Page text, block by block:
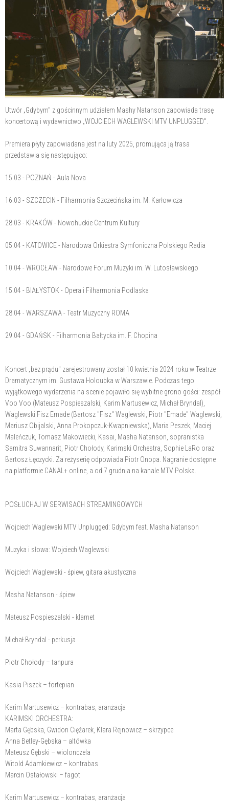
Utwór „Gdybym" z gościnnym udziałem Mashy Natanson zapowiada trasę
koncertową i wydawnictwo „WOJCIECH WAGLEWSKI MTV UNPLUGGED".
Premiera płyty zapowiadana jest na luty 2025, promująca ją trasa
przedstawia się następująco:
15.03 - POZNAŃ - Aula Nova
16.03 - SZCZECIN - Filharmonia Szczecińska im. M. Karłowicza
28.03 - KRAKÓW - Nowohuckie Centrum Kultury
05.04 - KATOWICE - Narodowa Orkiestra Symfoniczna Polskiego Radia
10.04 - WROCŁAW - Narodowe Forum Muzyki im. W. Lutosławskiego
15.04 - BIAŁYSTOK - Opera i Filharmonia Podlaska
28.04 - WARSZAWA - Teatr Muzyczny ROMA
29.04 - GDAŃSK - Filharmonia Bałtycka im. F. Chopina
Koncert „bez prądu" zarejestrowany został 10 kwietnia 2024 roku w Teatrze
Dramatycznym im. Gustawa Holoubka w Warszawie. Podczas tego
wyjątkowego wydarzenia na scenie pojawiło się wybitne grono gości: zespół
Voo Voo (Mateusz Pospieszalski, Karim Martusewicz, Michał Bryndal),
Waglewski Fisz Emade (Bartosz "Fisz" Waglewski, Piotr "Emade" Waglewski,
Mariusz Obijalski, Anna Prokopczuk-Kwapniewska), Maria Peszek, Maciej
Maleńczuk, Tomasz Makowiecki, Kasai, Masha Natanson, sopranistka
Samitra Suwannarit, Piotr Chołody, Karimski Orchestra, Sophie LaRo oraz
Bartosz Łęczycki. Za reżyserię odpowiada Piotr Onopa. Nagranie dostępne
na platformie CANAL+ online, a od 7 grudnia na kanale MTV Polska.
POSŁUCHAJ W SERWISACH STREAMINGOWYCH
Wojciech Waglewski MTV Unplugged: Gdybym feat. Masha Natanson
Muzyka i słowa: Wojciech Waglewski
Wojciech Waglewski - śpiew, gitara akustyczna
Masha Natanson - śpiew
Mateusz Pospieszalski - klarnet
Michał Bryndal - perkusja
Piotr Chołody – tanpura
Kasia Piszek – fortepian
Karim Martusewicz – kontrabas, aranżacja
KARIMSKI ORCHESTRA:
Marta Gębska, Gwidon Ciężarek, Klara Rejnowicz – skrzypce
Anna Betley-Gębska – altówka
Mateusz Gębski – wiolonczela
Witold Adamkiewicz – kontrabas
Marcin Ostałowski – fagot
Karim Martusewicz – kontrabas, aranżacja